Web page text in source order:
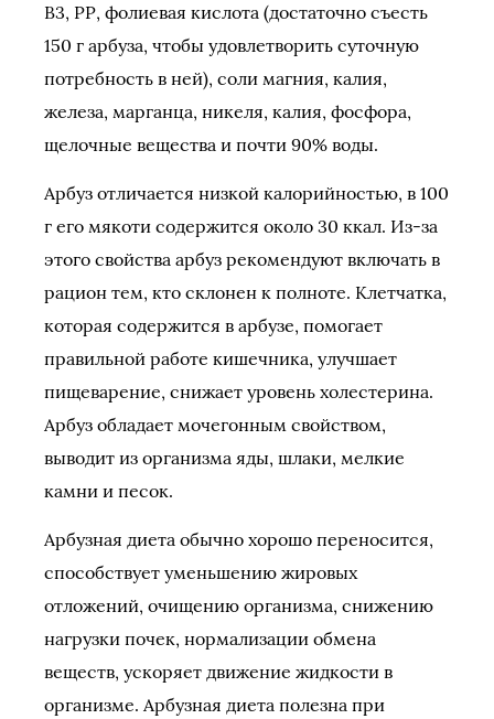
В3, РР, фолиевая кислота (достаточно съесть
150 г арбуза, чтобы удовлетворить суточную
потребность в ней), соли магния, калия,
железа, марганца, никеля, калия, фосфора,
щелочные вещества и почти 90% воды.
Арбуз отличается низкой калорийностью, в 100
г его мякоти содержится около 30 ккал. Из-за
этого свойства арбуз рекомендуют включать в
рацион тем, кто склонен к полноте. Клетчатка,
которая содержится в арбузе, помогает
правильной работе кишечника, улучшает
пищеварение, снижает уровень холестерина.
Арбуз обладает мочегонным свойством,
выводит из организма яды, шлаки, мелкие
камни и песок.
Арбузная диета обычно хорошо переносится,
способствует уменьшению жировых
отложений, очищению организма, снижению
нагрузки почек, нормализации обмена
веществ, ускоряет движение жидкости в
организме. Арбузная диета полезна при